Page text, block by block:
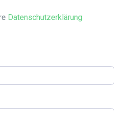
Datenschutzerklärung